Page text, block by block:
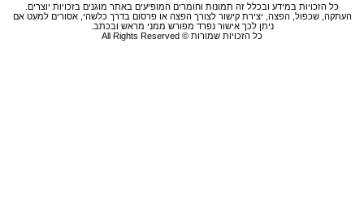
כל הזכויות במידע ובכלל זה תמונות וחומרים המופיעים באתר מוגנים בזכויות יוצרים.
העתקה, שכפול, הפצה, יצירת קישור לצורך הפצה או פרסום בדרך כלשהי, אסורים למעט אם
ניתן לכך אישור נפרד מפורש ממני מראש ובכתב.
כל הזכויות שמורות © All Rights Reserved